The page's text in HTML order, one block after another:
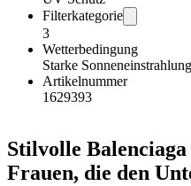
Filterkategorie
3
Wetterbedingung
Starke Sonneneinstrahlung
Artikelnummer
1629393
Stilvolle
Frauen, die den